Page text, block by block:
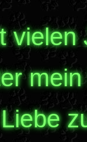
vielen
Liebe